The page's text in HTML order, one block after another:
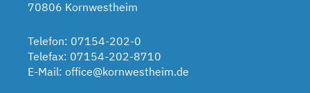
70806 Kornwestheim
Telefon: 07154-202-0
Telefax: 07154-202-8710
E-Mail: office@kornwestheim.de